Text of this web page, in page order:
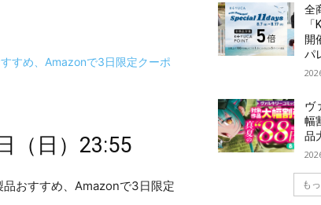
（日）23:55
全
開
パ
ヴ
幅
品
も